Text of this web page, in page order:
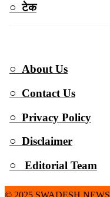
○ टेक
○ About Us
○ Contact Us
○ Privacy Policy
○ Disclaimer
○ Editorial Team
© 2025 SWADESH NEWS